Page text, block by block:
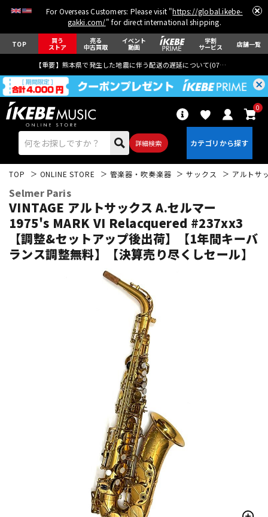
For Overseas Customers: Please visit "https://global.ikebe-
gakki.com/" for direct international shipping.
TOP 買う
ストア
売る
中古買取
イベント
動画
学割
サービス 店舗一覧
【重要】熊本県で発生した地震に伴う配送の遅延について(07月29日
詳細検索
0
エレキギター アコギ/エレアコ
TOP ONLINE STORE 管楽器・吹奏楽器 サックス アルトサ
Selmer Paris
VINTAGE アルトサックス A.セルマー
1975's MARK VI Relacquered #237xx3
【調整&セットアップ後出荷】【1年間キーバ
ランス調整無料】【決算売り尽くしセール】